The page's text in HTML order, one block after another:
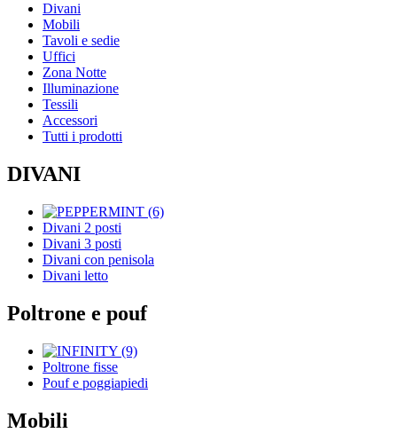
Divani
Mobili
Tavoli e sedie
Uffici
Zona Notte
Illuminazione
Tessili
Accessori
Tutti i prodotti
DIVANI
Divani 2 posti
Divani 3 posti
Divani con penisola
Divani letto
Poltrone e pouf
Poltrone fisse
Pouf e poggiapiedi
Mobili